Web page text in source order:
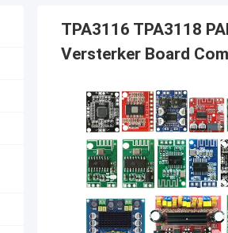
TPA3116 TPA3118
Versterker Board